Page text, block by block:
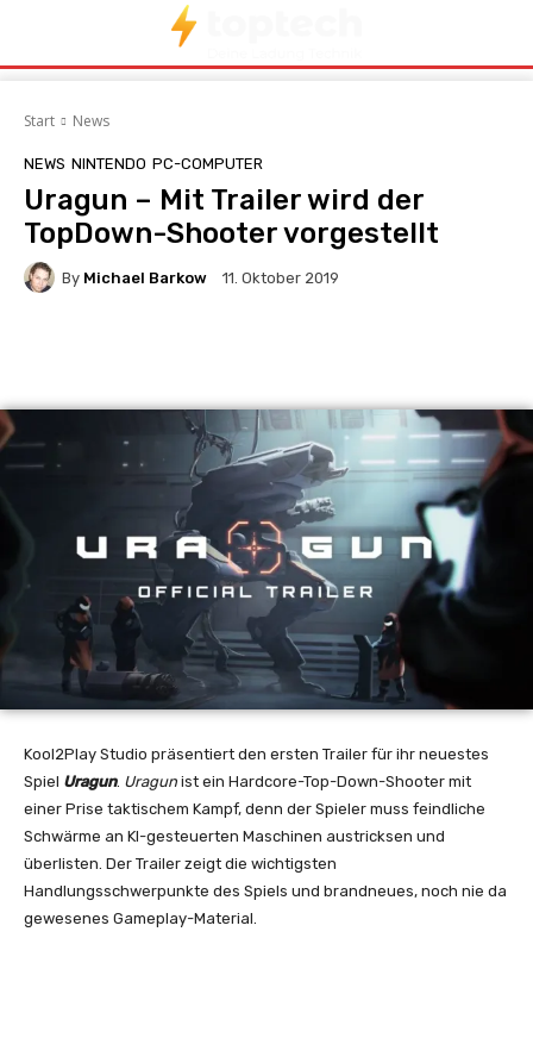
Start News
NEWS NINTENDO PC-COMPUTER
Uragun – Mit Trailer wird der
TopDown-Shooter vorgestellt
By Michael Barkow 11. Oktober 2019
Kool2Play Studio präsentiert den ersten Trailer für ihr neuestes
Spiel Uragun. Uragun ist ein Hardcore-Top-Down-Shooter mit
einer Prise taktischem Kampf, denn der Spieler muss feindliche
Schwärme an KI-gesteuerten Maschinen austricksen und
überlisten. Der Trailer zeigt die wichtigsten
Handlungsschwerpunkte des Spiels und brandneues, noch nie da
gewesenes Gameplay-Material.